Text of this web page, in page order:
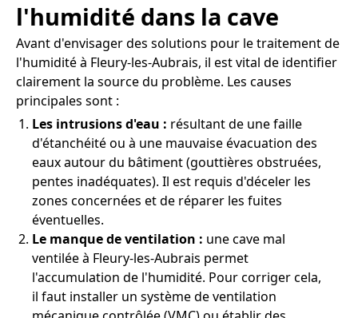
l'humidité dans la cave
Avant d'envisager des solutions pour le traitement de
l'humidité à Fleury-les-Aubrais, il est vital de identifier
clairement la source du problème. Les causes
principales sont :
Les intrusions d'eau : résultant de une faille
d'étanchéité ou à une mauvaise évacuation des
eaux autour du bâtiment (gouttières obstruées,
pentes inadéquates). Il est requis d'déceler les
zones concernées et de réparer les fuites
éventuelles.
Le manque de ventilation : une cave mal
ventilée à Fleury-les-Aubrais permet
l'accumulation de l'humidité. Pour corriger cela,
il faut installer un système de ventilation